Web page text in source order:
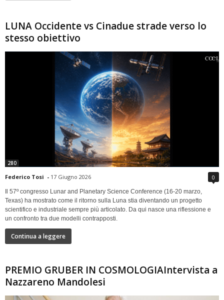
LUNA Occidente vs Cinadue strade verso lo
stesso obiettivo
280
Federico Tosi - 17 Giugno 2026 0
Il 57º congresso Lunar and Planetary Science Conference (16-20 marzo,
Texas) ha mostrato come il ritorno sulla Luna stia diventando un progetto
scientifico e industriale sempre più articolato. Da qui nasce una riflessione e
un confronto tra due modelli contrapposti.
Continua a leggere
PREMIO GRUBER IN COSMOLOGIAIntervista a
Nazzareno Mandolesi